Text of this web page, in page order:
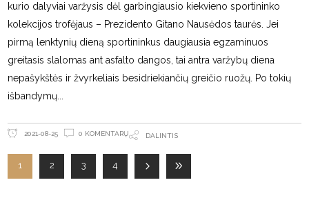
kurio dalyviai varžysis dėl garbingiausio kiekvieno sportininko
kolekcijos trofėjaus – Prezidento Gitano Nausėdos taurės. Jei
pirmą lenktynių dieną sportininkus daugiausia egzaminuos
greitasis slalomas ant asfalto dangos, tai antra varžybų diena
nepašykštės ir žvyrkeliais besidriekiančių greičio ruožų. Po tokių
išbandymų
2021-08-25 0 KOMENTARŲ DALINTIS
1 2 3 4